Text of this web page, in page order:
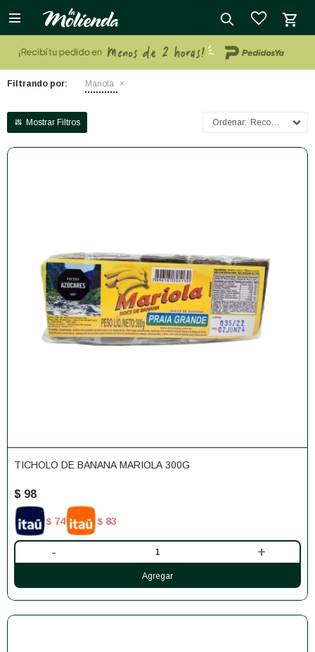

Filtrando por: Mariola
Recomendados
TICHOLO DE BANANA MARIOLA 300G
$ 98
$ 74 $ 83
- +